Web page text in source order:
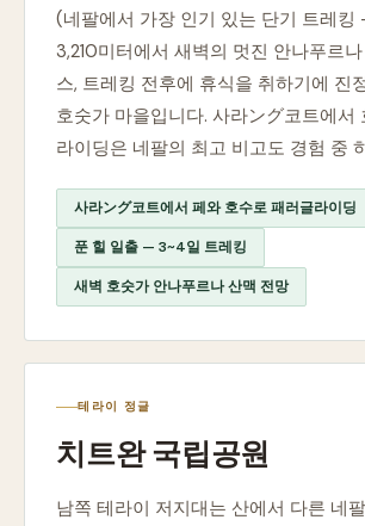
(네팔에서 가장 인기 있는 단기 트레킹
3,210미터에서 새벽의 멋진 안나푸르나
스, 트레킹 전후에 휴식을 취하기에 진
호숫가 마을입니다. 사라ング코트에서
라이딩은 네팔의 최고 비고도 경험 중
사라ング코트에서 페와 호수로 패러글라이딩
푼 힐 일출 — 3~4일 트레킹
새벽 호숫가 안나푸르나 산맥 전망
테라이 정글
치트완 국립공원
남쪽 테라이 저지대는 산에서 다른 네팔